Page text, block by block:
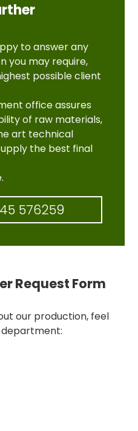
to answer any
you may require,
possible client
office assures
of raw materials,
art technical
the best final
576259
Request Form
our production, feel